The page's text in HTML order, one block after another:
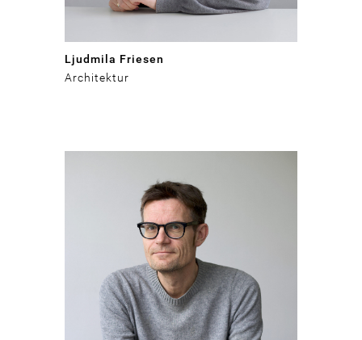
Ljudmila Friesen
Architektur